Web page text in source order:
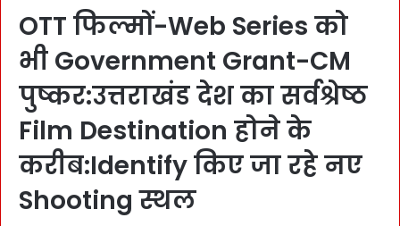
OTT फिल्मों-Web Series को
भी Government Grant-CM
पुष्कर:उत्तराखंड देश का सर्वश्रेष्ठ
Film Destination होने के
करीब:Identify किए जा रहे नए
Shooting स्थल